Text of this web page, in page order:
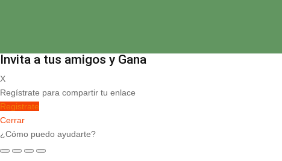
Invita a tus amigos y Gana
X
Regístrate para compartir tu enlace
Registrate
Cerrar
¿Cómo puedo ayudarte?